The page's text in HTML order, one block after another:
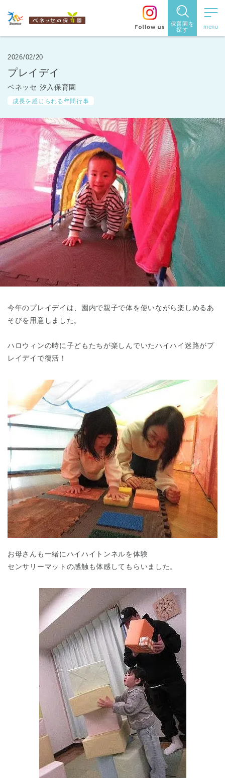
保育園を
探す
保育園を探す
す
都道府県
から探す
東京都
東京都 全域
2026/02/20
プレイデイ
ベネッセ 汐入保育園
成長を感じられる年間行事
今年のプレイデイは、園内で親子で体を使いながら楽しめるあ
そびを用意しました。
ハロウィンの時に子どもたちが楽しんでいたハイハイ迷路がプ
レイデイで復活！
お母さんも一緒にハイハイトンネルを体験
センサリーマットの感触も体感してもらいました。